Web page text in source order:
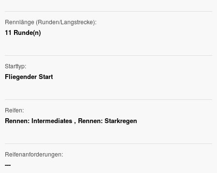
Rennlänge (Runden/Langstrecke)
11 Runde(n)
Starttyp
Fliegender Start
Reifen
Rennen: Intermediates , Rennen: Starkregen
Reifenanforderungen
---